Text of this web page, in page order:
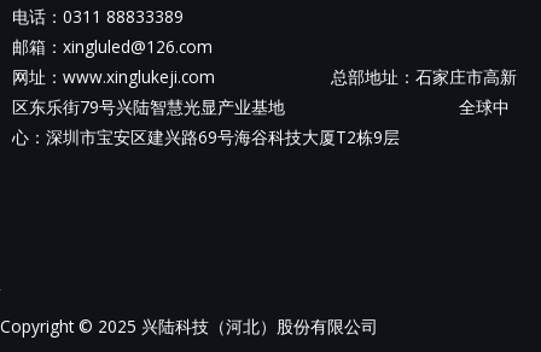
电话：0311 88833389
邮箱：xingluled@126.com
网址：www.xinglukeji.com 总部地址： 石家庄市高新
区东乐街79号兴陆智慧光显产业基地 全球中
心：深圳市宝安区建兴路69号海谷科技大厦T2栋9层
Copyright © 2025 兴陆科技（河北）股份有限公司